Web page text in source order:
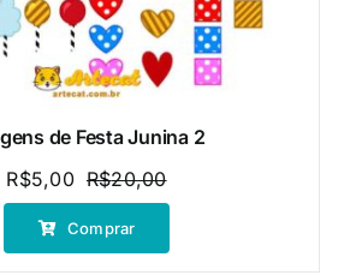
de Festa Junina 2
R$20,00O
preço
era:
R$5,00
O
preço
é:
Comprar